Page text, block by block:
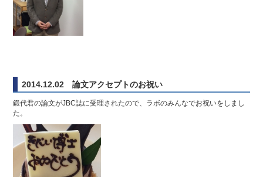
2014.12.02 論文アクセプトのお祝い
鍛代君の論文がJBC誌に受理されたので、ラボのみんなでお祝いをしまし
た。